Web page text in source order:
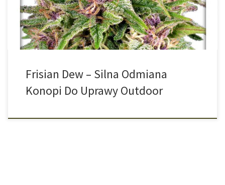
klimacie umiarkowanym. Odmiana powstała z połączenia Super
Skunk i Purple […]
Frisian Dew – Silna Odmiana
Konopi Do Uprawy Outdoor